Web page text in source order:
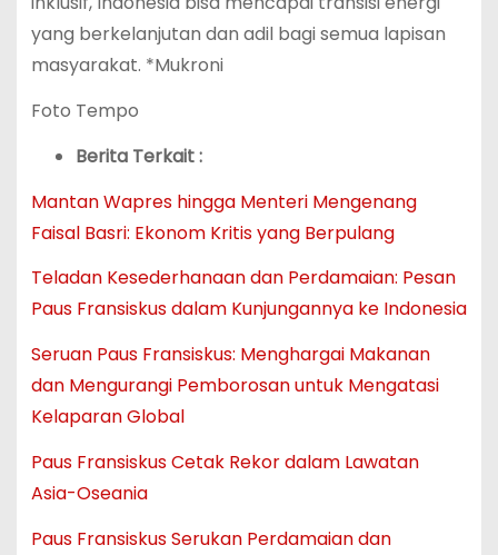
yang berkelanjutan dan adil bagi semua lapisan
masyarakat. *Mukroni
Foto Tempo
Berita Terkait :
Mantan Wapres hingga Menteri Mengenang
Faisal Basri: Ekonom Kritis yang Berpulang
Teladan Kesederhanaan dan Perdamaian: Pesan
Paus Fransiskus dalam Kunjungannya ke Indonesia
Seruan Paus Fransiskus: Menghargai Makanan
dan Mengurangi Pemborosan untuk Mengatasi
Kelaparan Global
Paus Fransiskus Cetak Rekor dalam Lawatan
Asia-Oseania
Paus Fransiskus Serukan Perdamaian dan